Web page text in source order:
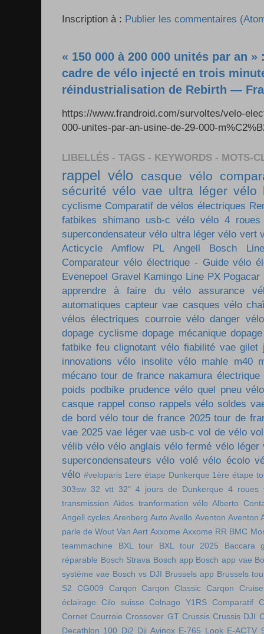
Inscription à : Publier les commentaires
« 150 000 à 200 000 unités par an »
cadre de vélo injecté en trois
réindustrialisation de Rebirth —
https://www.frandroid.com/survoltes/velo-
000-unites-par-an-usine-de-29-000-
LIBELLÉS - TAGS - KEYWORDS - MOTS-
rappel vélo casque vélo
sécurité vélo vae ultra léger vélo
cyclisme Comparatif de vélos électriques
fatbikes shimano usb-c vélo vélo 4 roues
supercondensateur vélo ultra léger vélo vert
Acticycle
Amflow PL Angell
Bosch
Comparateur vélo électrique - Guide vélo
Evenepoel Gravel Kamingo Line PX Pogacar
apprendre à faire du vélo
assurance
automatiques capteur vae casques vélo
vélos électriques courroie vélo danger vélo
dopage cyclisme dopage mécanique
fatbike feu clignotant vélo fiabilité vae gilet
innovations vélo insolite vélo mahle m40
mécano tour de france nakamura électrique
poids podbike prudence vélo quel pneu vélo
casque rappel conso rappels vélo soldes
de bord vélo tour de france 2025 tour de
vae 2025 vae léger vae usb-c vol de vélo
vélib vélo vélo anglais vélo fermé vélo léger
supercondensateurs vélo volé vélo écolo
vélo #veloparis 1ere étape Dunkerque 1ère étape
303sw 32 vtt 32" 4 jours de Dunkerque 4 roues
transmission Aides tranformation vélo Alberto
Angell cycles Arenberg Auto Avello Aventon Aventon
parle de Wout Van Aert Axxome Axxome RR BMC
teammachine
BXL tour BXL tour 2025
Baccara
réparable Bosch Strava Bosch app Bosch app vae
système vae Bosch vs DJI Brussels app Brussels
S2
CG009 Carqon Carqon Classic Carqon Cruise
éclairage
Cilo suisse Colnago Y1RS Comparatif
Cornet Courroie Crossover GT Crussis Crussis DJI
Decathlon 100 Di2 Dji Avinox E-765 Look E-ACTV